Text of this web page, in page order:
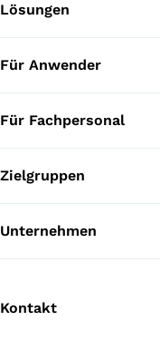
Lösungen
Für Anwender
Für Fachpersonal
Zielgruppen
Unternehmen
Kontakt